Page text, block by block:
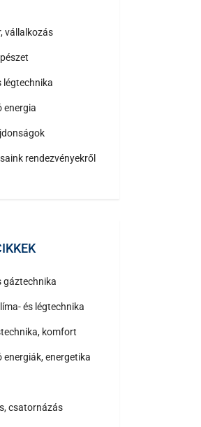
vállalkozás
légtechnika
energia
rendezvényekről
gáztechnika
és légtechnika
komfort
energiák, energetika
csatornázás